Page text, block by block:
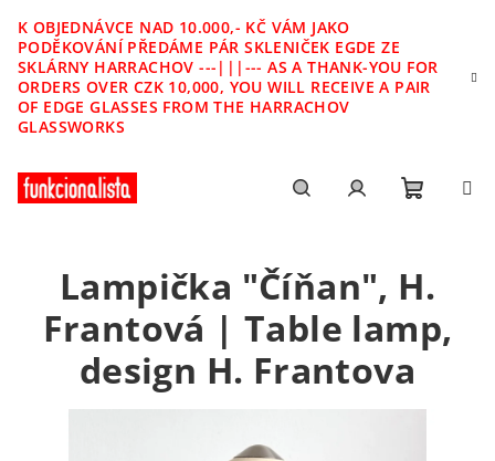
obsah
K OBJEDNÁVCE NAD 10.000,- KČ VÁM JAKO
PODĚKOVÁNÍ PŘEDÁME PÁR SKLENIČEK EGDE ZE
SKLÁRNY HARRACHOV ---|||--- AS A THANK-YOU FOR
ORDERS OVER CZK 10,000, YOU WILL RECEIVE A PAIR
OF EDGE GLASSES FROM THE HARRACHOV
GLASSWORKS
košík
Lampička "Číňan", H.
Frantová | Table lamp,
design H. Frantova